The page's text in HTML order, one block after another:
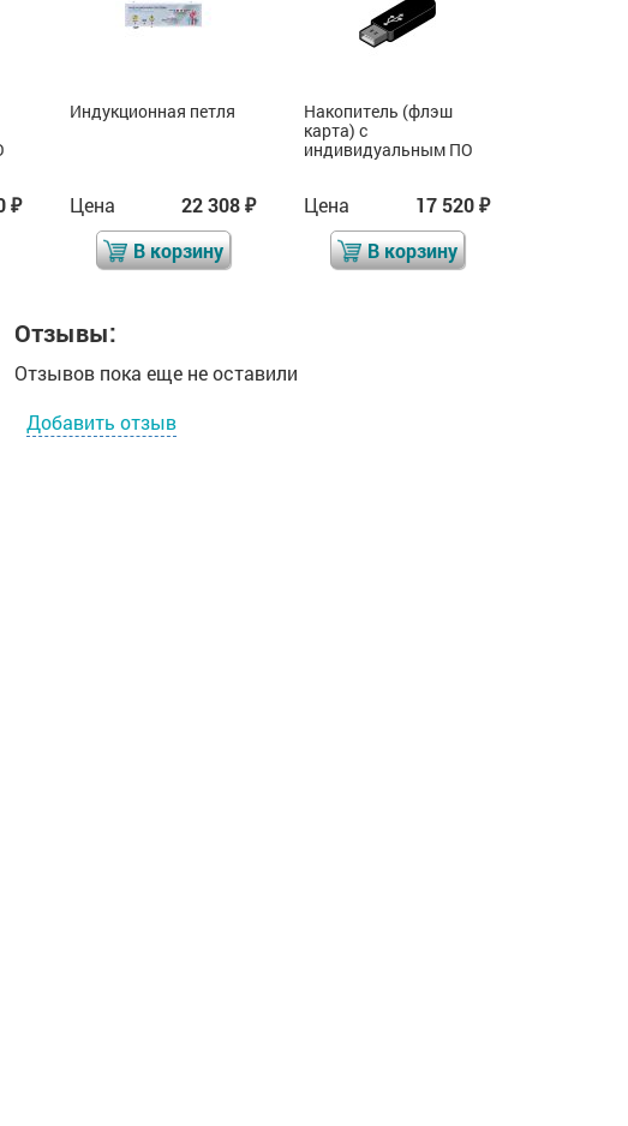
₽
Индукционная петля
Цена 22 308₽
В корзину
Накопитель (флэш
карта) с
индивидуальным ПО
Цена 17 520₽
В корзину
Отзывы:
Отзывов пока еще не оставили
Добавить отзыв